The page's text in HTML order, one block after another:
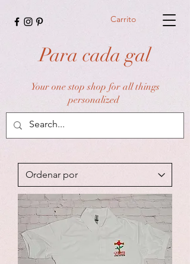
Para cada gal
Carrito
Your one stop shop for all things
personalized